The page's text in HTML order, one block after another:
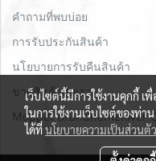
คำถามที่พบบ่อย
การรับประกันสินค้า
นโยบายการรับคืนสินค้า
ขายสินค้ากับเรา
Moppet Brandnamelover
เว็บไซต์นี้มีการใช้งานคุกกี้
ในการใช้งานเว็บไซต์ของท่า
ได้ที่นโยบายความเป็นส่วนตัว